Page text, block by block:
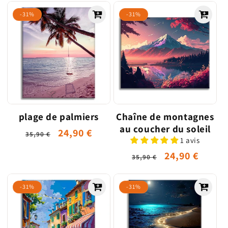
-31%
plage de palmiers
Prix
35,90 €
Prix
24,90 €
-31%
Chaîne de montagnes
au coucher du soleil
1 avis
Prix
habituel
35,90 €
Prix
24,90 €
-31% -31%